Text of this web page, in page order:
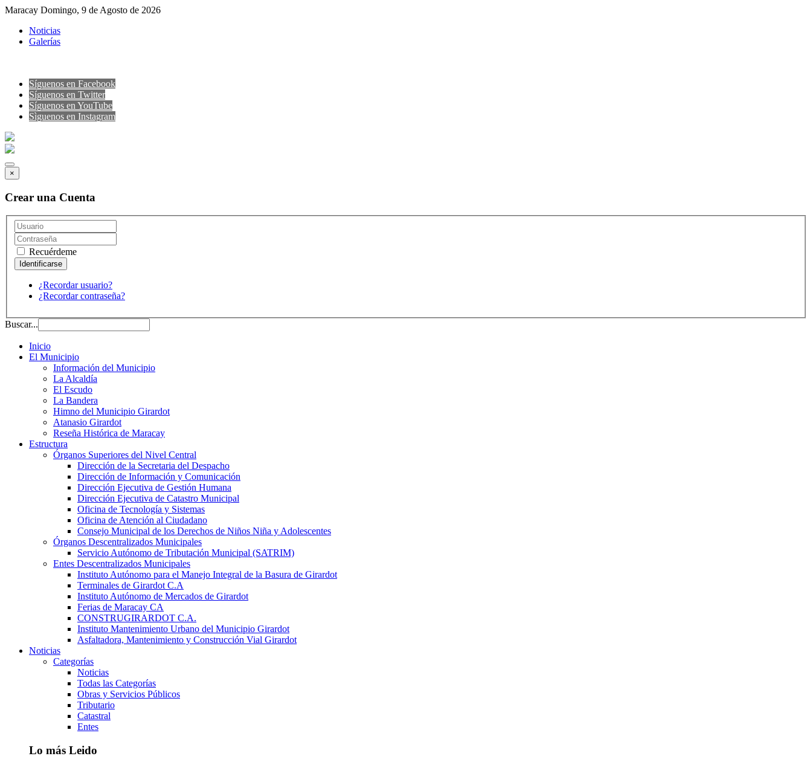
Maracay Domingo, 9 de Agosto de 2026
Noticias
Galerías
Síguenos en Facebook
Síguenos en Twitter
Síguenos en YouTube
Sìguenos en Instagram
×
Crear una Cuenta
Recuérdeme
¿Recordar usuario?
¿Recordar contraseña?
Buscar...
Inicio
El Municipio
Información del Municipio
La Alcaldía
El Escudo
La Bandera
Himno del Municipio Girardot
Atanasio Girardot
Reseña Histórica de Maracay
Estructura
Órganos Superiores del Nivel Central
Dirección de la Secretaria del Despacho
Dirección de Información y Comunicación
Dirección Ejecutiva de Gestión Humana
Dirección Ejecutiva de Catastro Municipal
Oficina de Tecnología y Sistemas
Oficina de Atención al Ciudadano
Consejo Municipal de los Derechos de Niños Niña y Adolescentes
Órganos Descentralizados Municipales
Servicio Autónomo de Tributación Municipal (SATRIM)
Entes Descentralizados Municipales
Instituto Autónomo para el Manejo Integral de la Basura de Girardot
Terminales de Girardot C.A
Instituto Autónomo de Mercados de Girardot
Ferias de Maracay CA
CONSTRUGIRARDOT C.A.
Instituto Mantenimiento Urbano del Municipio Girardot
Asfaltadora, Mantenimiento y Construcción Vial Girardot
Noticias
Categorías
Noticias
Todas las Categorías
Obras y Servicios Públicos
Tributario
Catastral
Entes
Lo más Leido